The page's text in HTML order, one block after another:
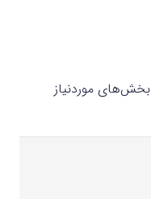
بخش‌های موردنیاز